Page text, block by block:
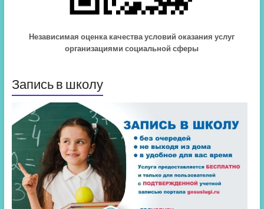
Независимая оценка качества условий оказания услуг
организациями социальной сферы
Запись в школу